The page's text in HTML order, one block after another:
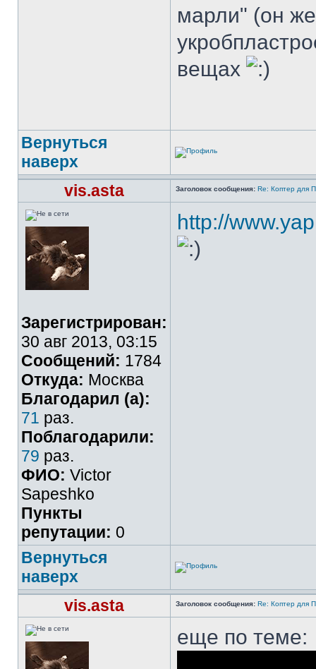
марли" (он
вещах
Вернуться
наверх
vis.asta
Заголовок сообщения: Re: Коптер для
Зарегистрирован:
30 авг 2013, 03:15
Сообщений: 1784
Откуда: Москва
Благодарил (а):
71 раз.
Поблагодарили:
79 раз.
ФИО: Victor
Sapeshko
Пункты
репутации: 0
http://
Вернуться
наверх
vis.asta
Заголовок сообщения: Re: Коптер для
еще по теме: